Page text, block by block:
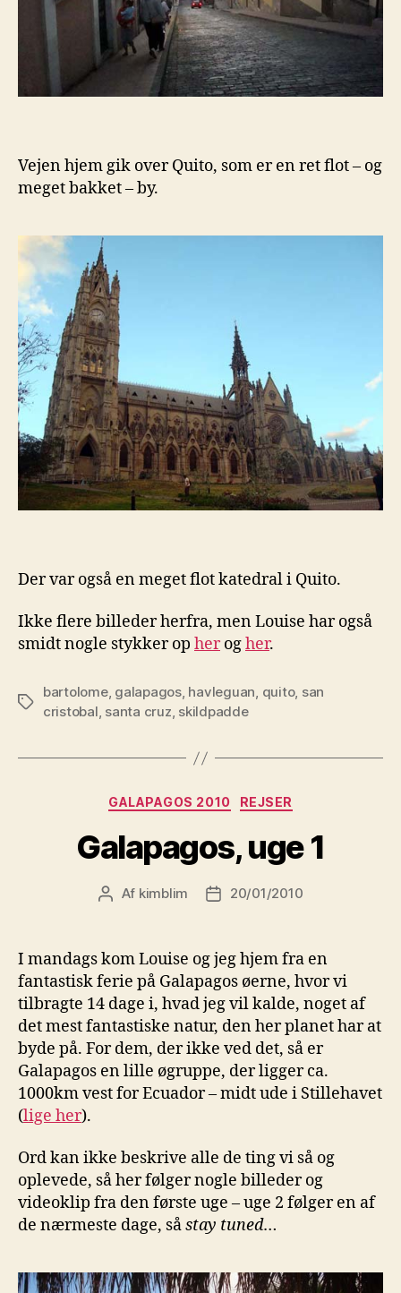
Vejen hjem gik over Quito, som er en ret flot – og
meget bakket – by.
Der var også en meget flot katedral i Quito.
Ikke flere billeder herfra, men Louise har også
smidt nogle stykker op herogher.
Tags
bartolome, galapagos, havleguan, quito, san
cristobal, santa cruz, skildpadde
Kategorier
GALAPAGOS 2010 REJSER
Galapagos, uge 1
Indlægsforfatter
Af kimblim Indlægsdato
20/01/2010
I mandags kom Louise og jeg hjem fra en
fantastisk ferie på Galapagos øerne, hvor vi
tilbragte 14 dage i, hvad jeg vil kalde, noget af
det mest fantastiske natur, den her planet har at
byde på. For dem, der ikke ved det, så er
Galapagos en lille øgruppe, der ligger ca.
1000km vest for Ecuador – midt ude i Stillehavet
(lige her).
Ord kan ikke beskrive alle de ting vi så og
oplevede, så her følger nogle billeder og
videoklip fra den første uge – uge 2 følger en af
de nærmeste dage, såstay tuned…